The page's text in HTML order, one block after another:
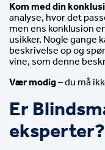
Kom med din
analyse, hvor det
men ens konklusion
usikker. Nogle gange
beskrivelse op og
vine, som denne
Vær modig– du må
Er
eksperter?